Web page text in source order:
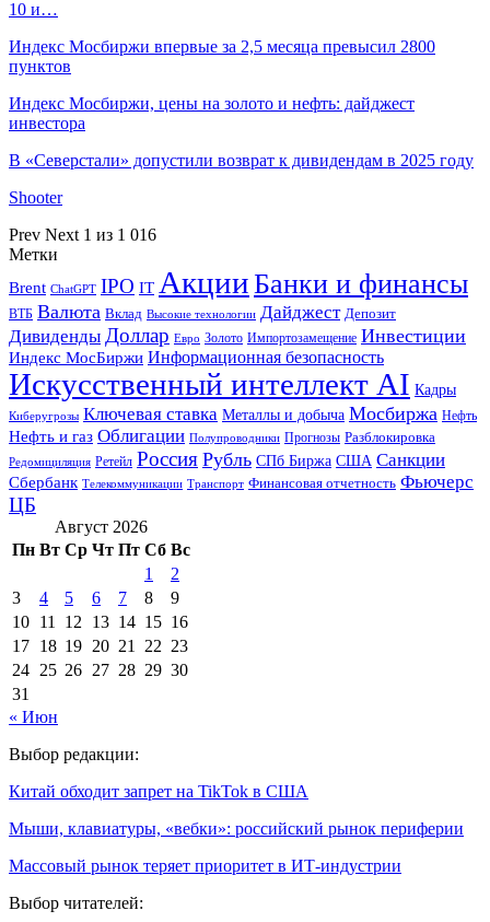
10 и…
Индекс Мосбиржи впервые за 2,5 месяца превысил 2800
пунктов
Индекс Мосбиржи, цены на золото и нефть: дайджест
инвестора
В «Северстали» допустили возврат к дивидендам в 2025 году
Shooter
Prev Next 1 из 1 016
Метки
Brent ChatGPT IPO IT АкцииБанки и финансы
ВТБ Валюта Вклад Высокие технологии Дайджест Депозит
Дивиденды Доллар Евро Золото Импортозамещение Инвестиции
Индекс МосБиржи Информационная безопасность
Искусственный интеллект AI Кадры
Киберугрозы Ключевая ставка Металлы и добыча Мосбиржа Нефть
Нефть и газ Облигации Полупроводники Прогнозы Разблокировка
Редомициляция Ретейл Россия Рубль СПб Биржа США Санкции
Сбербанк Телекоммуникации Транспорт Финансовая отчетность Фьючерс
ЦБ
Август 2026
Пн Вт Ср Чт Пт Сб Вс
1
2
3
4 5 6 7 8
9
10 11 12 13 14 15 16
17 18 19 20 21 22 23
24 25 26 27 28 29 30
31
« Июн
Выбор редакции:
Китай обходит запрет на TikTok в США
Мыши, клавиатуры, «вебки»: российский рынок периферии
Массовый рынок теряет приоритет в ИТ-индустрии
Выбор читателей: